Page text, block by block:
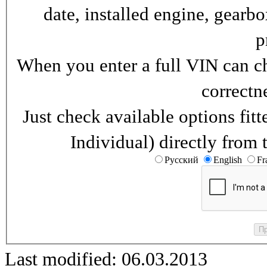
date, installed engine,
When you enter a full VIN can
Just check available options
Individual) directly from
Русский English
Last modified: 06.03.2013